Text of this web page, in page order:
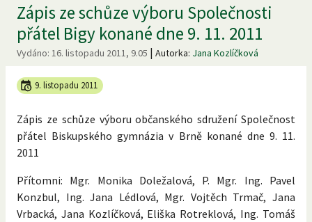
Zápis ze schůze výboru Společnosti
přátel Bigy konané dne 9. 11. 2011
Vydáno: 16. listopadu 2011, 9.05 | Autorka: Jana Kozlíčková
9. listopadu 2011
Zápis ze schůze výboru občanského sdružení Společnost
přátel Biskupského gymnázia v Brně konané dne 9. 11.
2011
Přítomni: Mgr. Monika Doležalová, P. Mgr. Ing. Pavel
Konzbul, Ing. Jana Lédlová, Mgr. Vojtěch Trmač, Jana
Vrbacká, Jana Kozlíčková, Eliška Rotreklová, Ing. Tomáš